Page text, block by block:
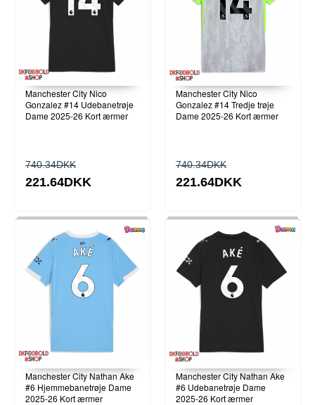
Manchester City Nico
Gonzalez #14 Udebanetrøje
Dame 2025-26 Kort ærmer
740.34DKK
221.64DKK
Manchester City Nico
Gonzalez #14 Tredje trøje
Dame 2025-26 Kort ærmer
740.34DKK
221.64DKK
Manchester City Nathan Ake
#6 Hjemmebanetrøje Dame
2025-26 Kort ærmer
Manchester City Nathan Ake
#6 Udebanetrøje Dame
2025-26 Kort ærmer